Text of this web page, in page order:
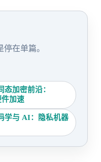
在单篇。
加密前沿：
加速
学与 AI：隐私机器